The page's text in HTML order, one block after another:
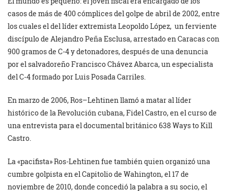
casos de más de 400 cómplices del golpe de abril de 2002, entre
los cuales el del líder extremista Leopoldo López, un ferviente
discípulo de Alejandro Peña Esclusa, arrestado en Caracas con
900 gramos de C-4 y detonadores, después de una denuncia
por el salvadoreño Francisco Chávez Abarca, un especialista
del C-4 formado por Luis Posada Carriles.
En marzo de 2006,Ros–Lehtinenllamó amataral líder
histórico de la Revolución cubana,FidelCastro, en el curso de
una entrevista para el documental británico 638 Ways to Kill
Castro.
La «pacifista» Ros-Lehtinen fue también quien organizó una
cumbre golpista en el Capitolio de Wahington, el 17 de
noviembre de 2010, donde concedió la palabra a su socio, el